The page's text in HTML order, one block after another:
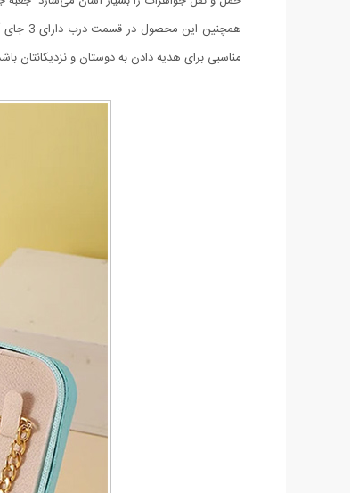
مناسبی برای هدیه‌ دادن به دوستان و نزدیکانتان